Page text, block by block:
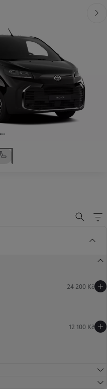
Další
24 200 Kč
12 100 Kč